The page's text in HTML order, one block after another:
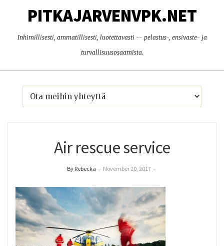
PITKAJARVENVPK.NET
Inhimillisesti, ammatillisesti, luotettavasti -- pelastus-, ensivaste- ja
turvallisuusosaamista.
Air rescue service
By Rebecka – November 20, 2017 –